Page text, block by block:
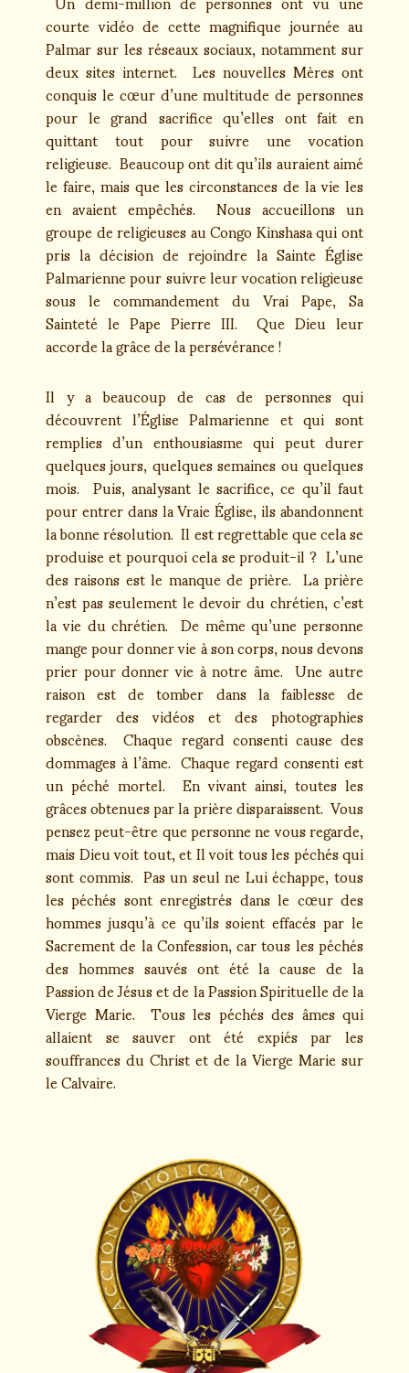
courte vidéo de cette magnifique journée au
Palmar sur les réseaux sociaux, notamment sur
deux sites internet. Les nouvelles Mères ont
conquis le cœur d’une multitude de personnes
pour le grand sacrifice qu’elles ont fait en
quittant tout pour suivre une vocation
religieuse. Beaucoup ont dit qu’ils auraient aimé
le faire, mais que les circonstances de la vie les
en avaient empêchés. Nous accueillons un
groupe de religieuses au Congo Kinshasa qui ont
pris la décision de rejoindre la Sainte Église
Palmarienne pour suivre leur vocation religieuse
sous le commandement du Vrai Pape, Sa
Sainteté le Pape Pierre III. Que Dieu leur
accorde la grâce de la persévérance !
Il y a beaucoup de cas de personnes qui
découvrent l’Église Palmarienne et qui sont
remplies d’un enthousiasme qui peut durer
quelques jours, quelques semaines ou quelques
mois. Puis, analysant le sacrifice, ce qu’il faut
pour entrer dans la Vraie Église, ils abandonnent
la bonne résolution. Il est regrettable que cela se
produise et pourquoi cela se produit-il ? L’une
des raisons est le manque de prière. La prière
n’est pas seulement le devoir du chrétien, c’est
la vie du chrétien. De même qu’une personne
mange pour donner vie à son corps, nous devons
prier pour donner vie à notre âme. Une autre
raison est de tomber dans la faiblesse de
regarder des vidéos et des photographies
obscènes. Chaque regard consenti cause des
dommages à l’âme. Chaque regard consenti est
un péché mortel. En vivant ainsi, toutes les
grâces obtenues par la prière disparaissent. Vous
pensez peut-être que personne ne vous regarde,
mais Dieu voit tout, et Il voit tous les péchés qui
sont commis. Pas un seul ne Lui échappe, tous
les péchés sont enregistrés dans le cœur des
hommes jusqu’à ce qu’ils soient effacés par le
Sacrement de la Confession, car tous les péchés
des hommes sauvés ont été la cause de la
Passion de Jésus et de la Passion Spirituelle de la
Vierge Marie. Tous les péchés des âmes qui
allaient se sauver ont été expiés par les
souffrances du Christ et de la Vierge Marie sur
le Calvaire.